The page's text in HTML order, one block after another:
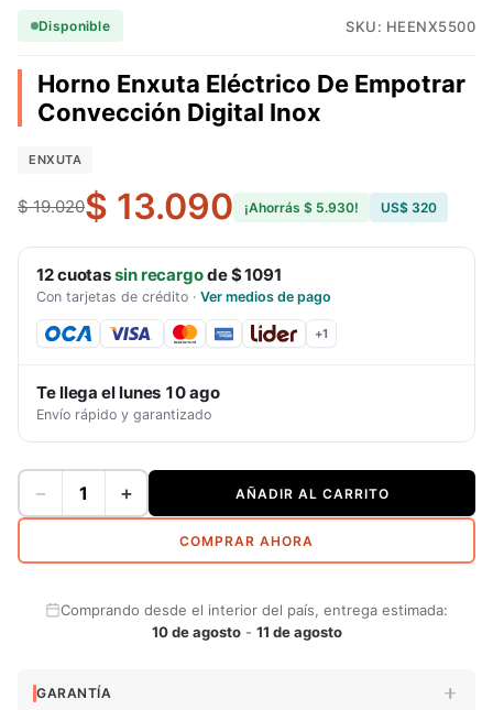
Disponible SKU: HEENX5500
Horno Enxuta Eléctrico De Empotrar
Convección Digital Inox
ENXUTA
$ 19.020$ 13.090 ¡Ahorrás $ 5.930! US$ 320
12cuotassin recargode$ 1091
Con tarjetas de crédito · Ver medios de pago
+1
Te llega ellunes 10 ago
Envío rápido y garantizado
− + AÑADIR AL CARRITO
COMPRAR AHORA
Comprando desde el interior del país, entrega estimada:
10 de agosto- 11 de agosto
GARANTÍA